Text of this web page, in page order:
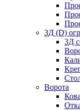
3Д (D)
3Д
Ворота